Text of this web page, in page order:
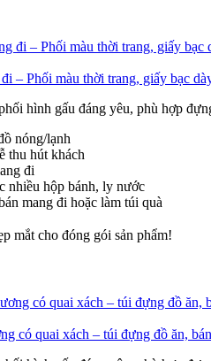
– Phối màu thời trang, giấy bạc
hình gấu đáng yêu, phù hợp
nóng/lạnh
thu hút khách
đi
nhiều hộp bánh, ly nước
mang đi hoặc làm túi quà
mắt cho đóng gói sản phẩm!
có quai xách – túi đựng đồ ăn,